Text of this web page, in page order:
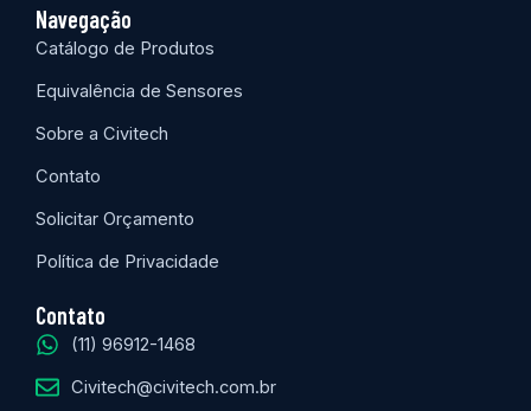
Navegação
Catálogo de Produtos
Equivalência de Sensores
Sobre a Civitech
Contato
Solicitar Orçamento
Política de Privacidade
Contato
(11) 96912-1468
Civitech@civitech.com.br